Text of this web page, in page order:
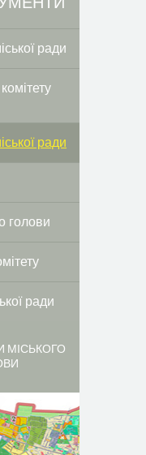
ради
ради
голови
ради
МІСЬКОГО